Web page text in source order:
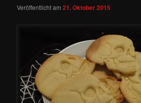
Veröffentlicht am21. Oktober 2015